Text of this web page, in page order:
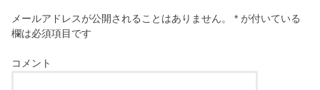
メールアドレスが公開されることはありません。 * が付いている
欄は必須項目です
コメント